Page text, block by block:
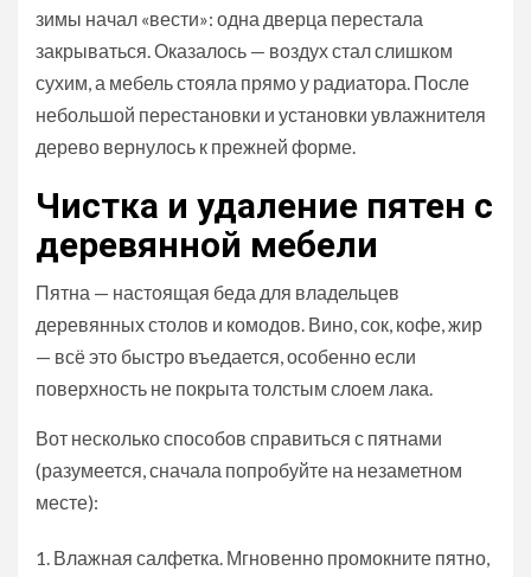
зимы начал «вести»: одна дверца перестала
закрываться. Оказалось — воздух стал слишком
сухим, а мебель стояла прямо у радиатора. После
небольшой перестановки и установки увлажнителя
дерево вернулось к прежней форме.
Чистка и удаление пятен с
деревянной мебели
Пятна — настоящая беда для владельцев
деревянных столов и комодов. Вино, сок, кофе, жир
— всё это быстро въедается, особенно если
поверхность не покрыта толстым слоем лака.
Вот несколько способов справиться с пятнами
(разумеется, сначала попробуйте на незаметном
месте):
Влажная салфетка. Мгновенно промокните пятно,